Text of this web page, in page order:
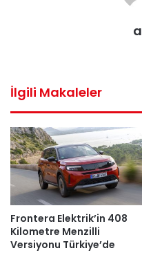
İlgili Makaleler
Frontera Elektrik’in 408
Kilometre Menzilli
Versiyonu Türkiye’de